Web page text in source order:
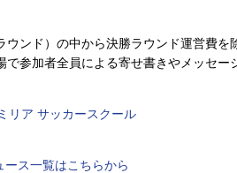
ウンド）の中から決勝ラウンド運営費を
で参加者全員による寄せ書きやメッセー
リア サッカースクール
ス一覧はこちらから